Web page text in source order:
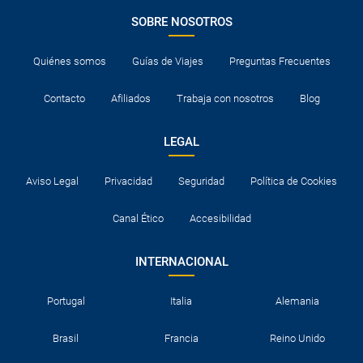
tomar como picnic o buffet según el horario del vuelo.
El desayuno del último día se puede tomar en forma de
picnic o buffet, según el horario del vuelo de regreso a
España.
SOBRE NOSOTROS
Quiénes somos Guías de Viajes Preguntas Frecuentes
Contacto Afiliados Trabaja con nosotros Blog
LEGAL
Aviso Legal Privacidad Seguridad Política de Cookies
Canal Ético Accesibilidad
INTERNACIONAL
Portugal Italia Alemania
Brasil Francia Reino Unido